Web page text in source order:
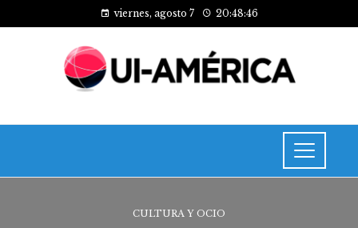
viernes, agosto 7 20:48:47
CULTURA Y OCIO